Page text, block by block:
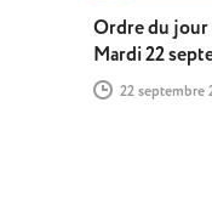
Ordre du jour
Mardi 22
22 septembre